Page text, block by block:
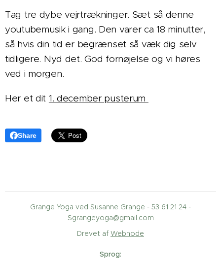
Tag tre dybe vejrtrækninger. Sæt så denne
youtubemusik i gang. Den varer ca 18 minutter,
så hvis din tid er begrænset så væk dig selv
tidligere. Nyd det. God fornøjelse og vi høres
ved i morgen.
Her et dit 1. december pusterum
Share
Grange Yoga ved Susanne Grange - 53 61 21 24 -
Sgrangeyoga@gmail.com
Drevet af Webnode
Sprog